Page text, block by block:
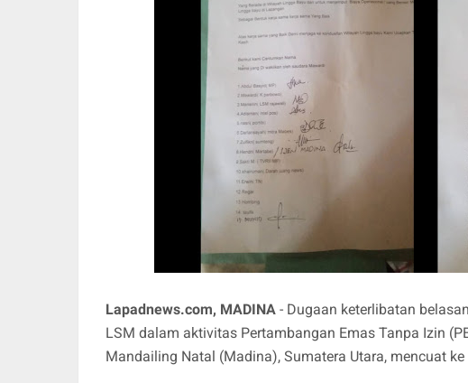
Lapadnews.com, MADINA - Dugaan keterlibatan
LSM dalam aktivitas Pertambangan Emas Tanpa Izin
Mandailing Natal (Madina), Sumatera Utara, mencuat ke